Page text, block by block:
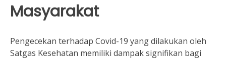
Masyarakat
Pengecekan terhadap Covid-19 yang dilakukan oleh
Satgas Kesehatan memiliki dampak signifikan bagi